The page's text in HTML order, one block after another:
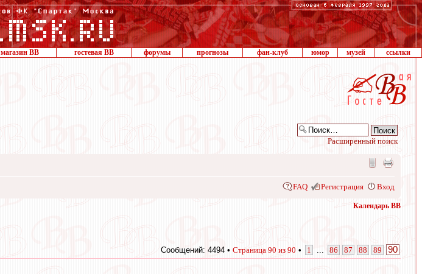
магазин ВВ гостевая ВВ форумы прогнозы фан-клуб юмор музей ссылки
Расширенный поиск
FAQ Регистрация Вход
Календарь ВВ
Сообщений: 4494 • Страница 90 из 90 • 1 86 87 88 89 90